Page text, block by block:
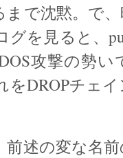
で沈黙。で
グを見ると、
攻撃の勢
をDROPチェ
述の変な名